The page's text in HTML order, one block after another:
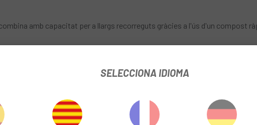
amb capacitat per a llargs recorreguts gràcies a l'ús d'un compost
més adherència de les vores de la coberta per aconseguir una capacitat
de la banda de rodament per a més adherència en terreno mullat/mixt.
posseeix material exclusiu Kevlar® ultra-lleuger i resistent a talls,
la coberta fixada a la llanta i proporciona major resistència per
SELECCIONA IDIOMA